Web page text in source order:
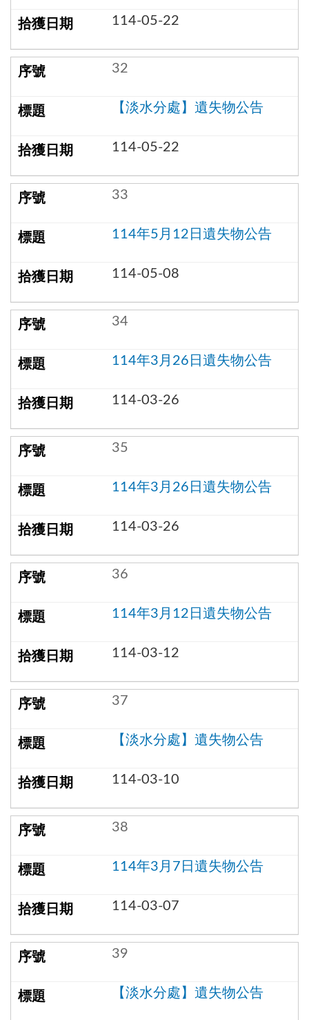
114-05-22
32
【淡水分處】遺失物公告
114-05-22
33
114年5月12日遺失物公告
114-05-08
34
114年3月26日遺失物公告
114-03-26
35
114年3月26日遺失物公告
114-03-26
36
114年3月12日遺失物公告
114-03-12
37
【淡水分處】遺失物公告
114-03-10
38
114年3月7日遺失物公告
114-03-07
39
【淡水分處】遺失物公告